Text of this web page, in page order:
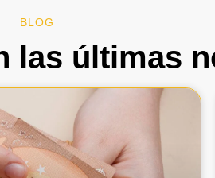
BLOG
las últimas